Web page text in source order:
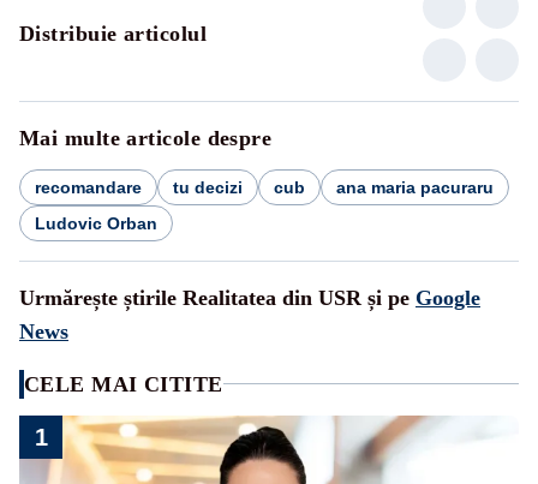
Distribuie articolul
Mai multe articole despre
recomandare tu decizi cub
ana maria pacuraru
Ludovic Orban
Urmărește știrile Realitatea din USR și pe Google
News
CELE MAI CITITE
1